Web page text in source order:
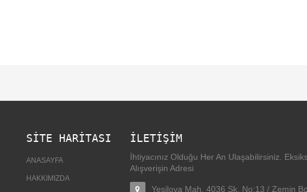
SİTE HARİTASI
ANASAYFA
HAKKIMIZDA
İLETIŞIM
İhtiyacınız Olduğu Her An Ulaşabilirsiniz.
Alışverişin Adresi
Yeşilova Mah. 4036 Sk. No:13 / Zemin